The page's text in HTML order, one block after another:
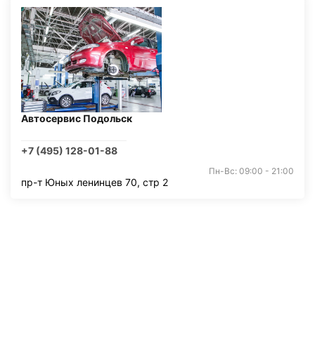
Автосервис Подольск
+7 (495) 128-01-88
Пн-Вс: 09:00 - 21:00
пр-т Юных ленинцев 70, стр 2